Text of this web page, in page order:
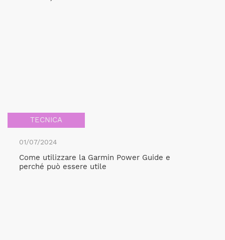
TECNICA
01/07/2024
Come utilizzare la Garmin Power Guide e
perché può essere utile